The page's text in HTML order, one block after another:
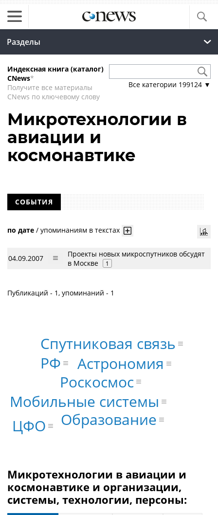
Разделы
Индексная книга (каталог)
CNews*
Получите все материалы
CNews по ключевому слову
Все категории 199124 ▼
Микротехнологии в
авиации и
космонавтике
СОБЫТИЯ
по дате / упоминаниям в текстах
04.09.2007
Проекты новых микроспутников обсудят
в Москве
1
Публикаций - 1, упоминаний - 1
Роскосмос
Астрономия
Мобильные системы
Спутниковая связь
РФ
ЦФО Образование
Микротехнологии в авиации и
космонавтике и организации,
системы, технологии, персоны: